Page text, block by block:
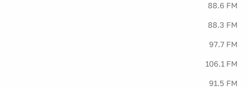
88.6 FM
88.3 FM
97.7 FM
106.1 FM
91.5 FM